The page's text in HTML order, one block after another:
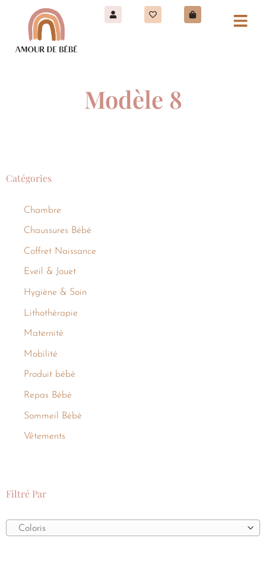
Modèle 8
Catégories
Chambre
Chaussures Bébé
Coffret Naissance
Eveil & Jouet
Hygiène & Soin
Lithothérapie
Maternité
Mobilité
Produit bébé
Repas Bébé
Sommeil Bébé
Vêtements
Filtré Par
Coloris